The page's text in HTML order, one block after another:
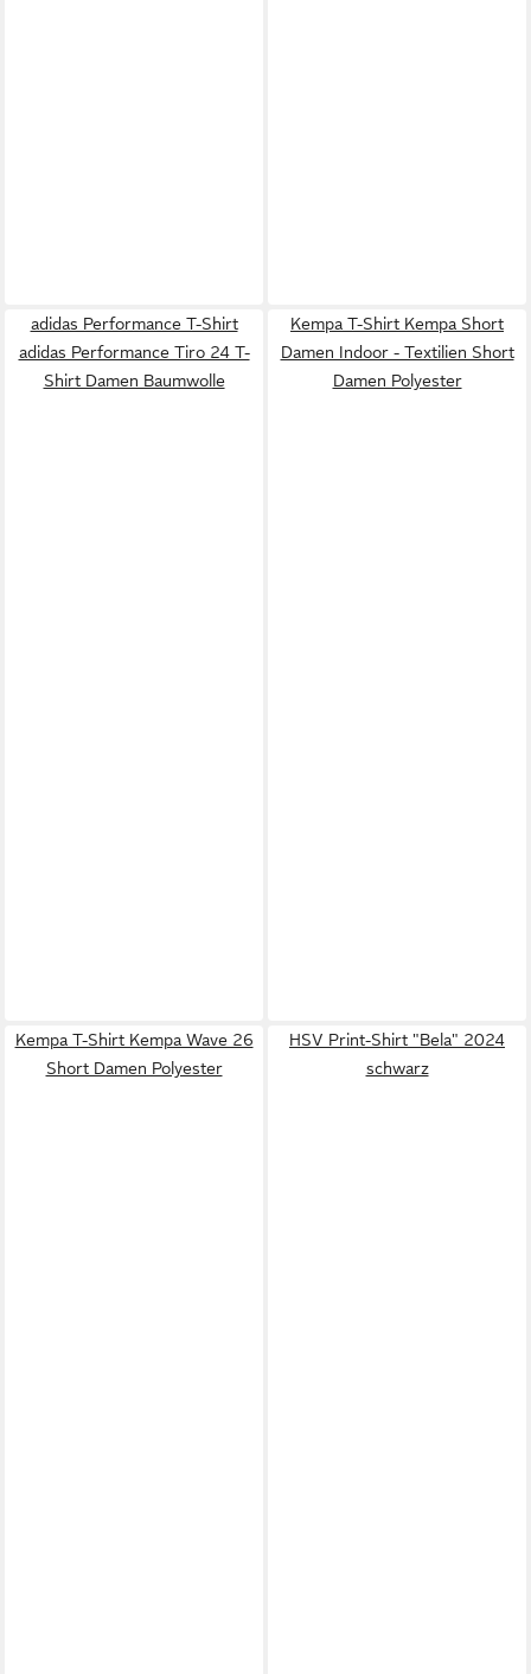
adidas Performance T-Shirt
adidas Performance Tiro 24 T-
Shirt Damen Baumwolle
Kempa T-Shirt Kempa Short
Damen Indoor - Textilien Short
Damen Polyester
Kempa T-Shirt Kempa Wave 26
Short Damen Polyester
HSV Print-Shirt "Bela" 2024
schwarz